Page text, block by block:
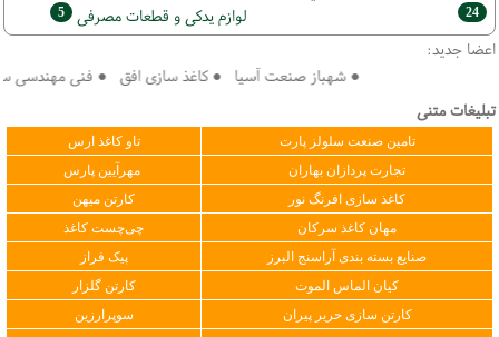
24 لوازم یدکی و قطعات مصرفی 5
اعضا جدید:
● شهباز صنعت آسیا ● کاغذ سازی افق ● فنی مهندسی
تبلیغات متنی
تامین صنعت سلولز پارت
تاو کاغذ ارس
تجارت پردازان بهاران
مهرآیین پارس
کاغذ سازی افرنگ نور
کارتن میهن
مهان کاغذ سرکان
چی‌چست کاغذ
صنایع بسته بندی آراسنج البرز
پیک فراز
کیان الماس الموت
کارتن گلزار
کارتن سازی حریر پیران
سوپرارزین